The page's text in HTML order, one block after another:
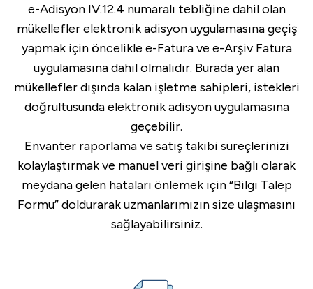
e-Adisyon IV.12.4 numaralı tebliğine dahil olan
mükellefler elektronik adisyon uygulamasına geçiş
yapmak için öncelikle e-Fatura ve e-Arşiv Fatura
uygulamasına dahil olmalıdır. Burada yer alan
mükellefler dışında kalan işletme sahipleri, istekleri
doğrultusunda elektronik adisyon uygulamasına
geçebilir.
Envanter raporlama ve satış takibi süreçlerinizi
kolaylaştırmak ve manuel veri girişine bağlı olarak
meydana gelen hataları önlemek için “Bilgi Talep
Formu” doldurarak uzmanlarımızın size ulaşmasını
sağlayabilirsiniz.